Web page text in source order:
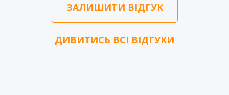
ЗАЛИШИТИ ВІДГУК
ДИВИТИСЬ ВСІ ВІДГУКИ